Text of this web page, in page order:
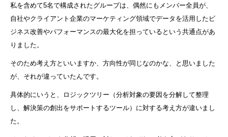
私を含めて5名で構成されたグループは、偶然にもメンバー全員が、
自社やクライアント企業のマーケティング領域でデータを活用したビ
ジネス改善やパフォーマンスの最大化を担っているという共通点があ
りました。
そのため考え方といいますか、方向性が同じなのかな、と思いました
が、それが違っていたんです。
具体的にいうと、ロジックツリー（分析対象の要因を分解して整理
し、解決策の創出をサポートするツール）に対する考え方が違いまし
た。